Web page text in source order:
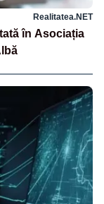
Realitatea.NET
în Asociația